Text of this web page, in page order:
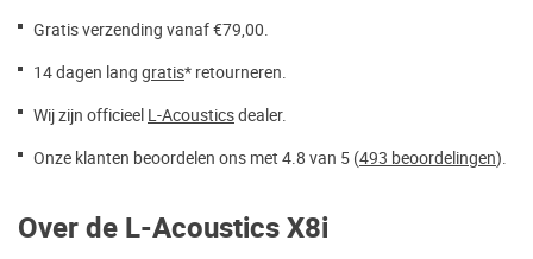
Gratis verzending vanaf €79,00.
14 dagen lang gratis* retourneren.
Wij zijn officieel L-Acousticsdealer.
Onze klanten beoordelen ons met 4.8 van 5 (493 beoordelingen).
Over de L-Acoustics X8i